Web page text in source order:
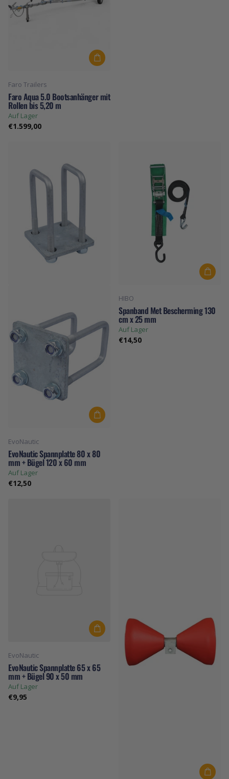
Faro Trailers
Faro Aqua 5.0 Bootsanhänger mit
Rollen bis 5,20 m
Auf Lager
€1.599,00
EvoNautic
EvoNautic Spannplatte 80 x 80
mm + Bügel 120 x 60 mm
Auf Lager
€12,50
HIBO
Spanband Met Bescherming 130
cm x 25 mm
Auf Lager
€14,50
EvoNautic
EvoNautic Spannplatte 65 x 65
mm + Bügel 90 x 50 mm
Auf Lager
€9,95